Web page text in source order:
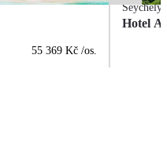
55 369 Kč /os.
Seychely
Hotel